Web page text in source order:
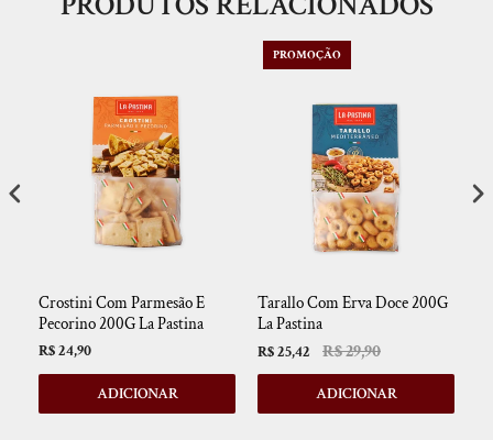
Crostini Com Parmesão E
Pecorino 200G La Pastina
R$ 24,90
ADICIONAR
PROMOÇÃO
Tarallo Com Erva Doce 200G
La Pastina
R$ 25,42 R$ 29,90
ADICIONAR